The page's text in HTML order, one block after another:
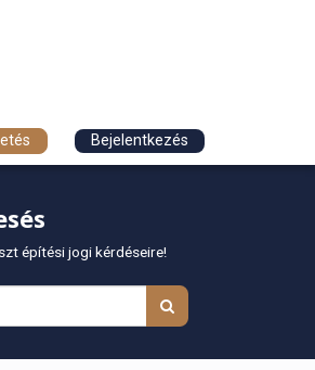
Bejelentkezés
építési jogi kérdéseire!